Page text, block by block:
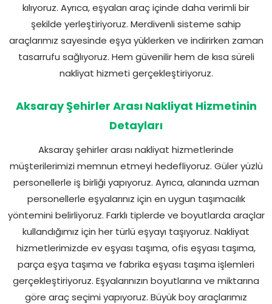
kılıyoruz. Ayrıca, eşyaları araç içinde daha verimli bir
şekilde yerleştiriyoruz. Merdivenli sisteme sahip
araçlarımız sayesinde eşya yüklerken ve indirirken zaman
tasarrufu sağlıyoruz. Hem güvenilir hem de kısa süreli
nakliyat hizmeti gerçekleştiriyoruz.
Aksaray Şehirler Arası Nakliyat Hizmetinin
Detayları
Aksaray şehirler arası nakliyat hizmetlerinde
müşterilerimizi memnun etmeyi hedefliyoruz. Güler yüzlü
personellerle iş birliği yapıyoruz. Ayrıca, alanında uzman
personellerle eşyalarınız için en uygun taşımacılık
yöntemini belirliyoruz. Farklı tiplerde ve boyutlarda araçlar
kullandığımız için her türlü eşyayı taşıyoruz. Nakliyat
hizmetlerimizde ev eşyası taşıma, ofis eşyası taşıma,
parça eşya taşıma ve fabrika eşyası taşıma işlemleri
gerçekleştiriyoruz. Eşyalarınızın boyutlarına ve miktarına
göre araç seçimi yapıyoruz. Büyük boy araçlarımız